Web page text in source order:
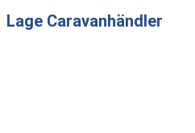
Lage Caravanhändler